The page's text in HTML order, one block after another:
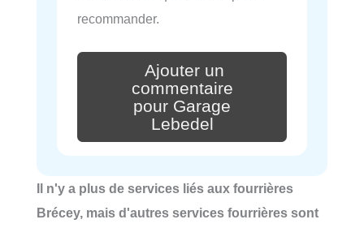
recommander.
Ajouter un
commentaire
pour Garage
Lebedel
Il n'y a plus de services liés aux fourrières
Brécey, mais d'autres services fourrières sont